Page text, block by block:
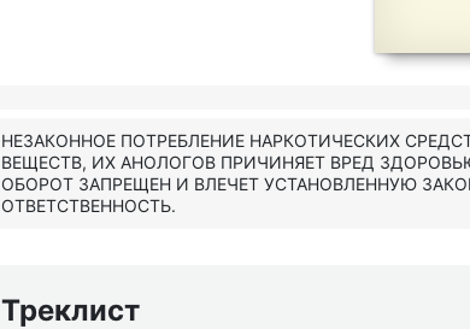
НЕЗАКОННОЕ ПОТРЕБЛЕНИЕ НАРКОТИЧЕСКИХ
ВЕЩЕСТВ, ИХ АНОЛОГОВ ПРИЧИНЯЕТ ВРЕД
ОБОРОТ ЗАПРЕЩЕН И ВЛЕЧЕТ УСТАНОВЛЕННУЮ
ОТВЕТСТВЕННОСТЬ.
Треклист